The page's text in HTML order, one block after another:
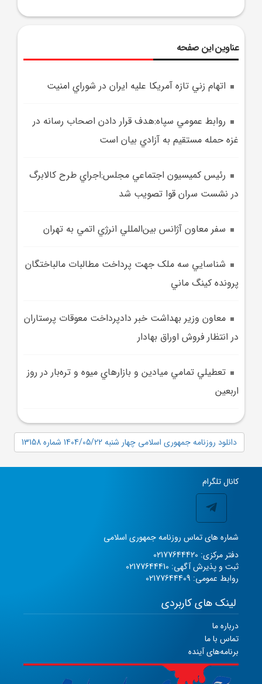
عناوین این صفحه
اتهام زني تازه آمريکا عليه ايران در شوراي امنيت
روابط عمومي سپاه:هدف قرار دادن اصحاب رسانه در
غزه حمله مستقيم به آزادي بيان است
رئيس کميسيون اجتماعي مجلس:اجراي طرح کالابرگ
در نشست سران قوا تصويب شد
سفر معاون آژانس بين‌المللي انرژي اتمي به تهران
شناسايي سه ملک جهت پرداخت مطالبات مالباختگان
پرونده کينگ ماني
معاون وزير بهداشت خبر دادپرداخت معوقات پرستاران
در انتظار فروش اوراق بهادار
تعطيلي تمامي ميادين و بازارهاي ميوه و تره‌بار در روز
اربعين
دانلود روزنامه جمهوری اسلامی چهار شنبه 1404/05/22 شماره 13158
کانال تلگرام
شماره های تماس روزنامه جمهوری اسلامی
دفتر مرکزی: 02177644420
ثبت و پذیرش آگهی: 02177644410
روابط عمومی: 02177644409
لینک های کاربردی
درباره ما
تماس با ما
برنامه‌های آینده